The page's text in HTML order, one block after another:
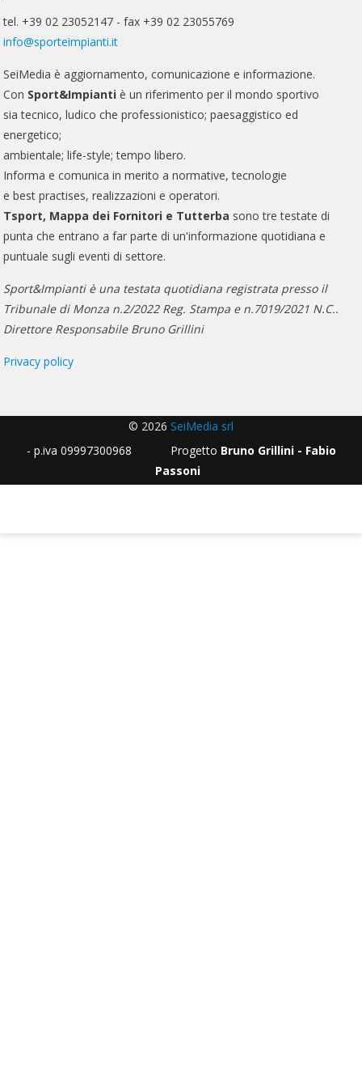
tel. +39 02 23052147 - fax +39 02 23055769
info@sporteimpianti.it
SeiMedia è aggiornamento, comunicazione e informazione.
Con Sport&Impianti è un riferimento per il mondo sportivo
sia tecnico, ludico che professionistico; paesaggistico ed
energetico;
ambientale; life-style; tempo libero.
Informa e comunica in merito a normative, tecnologie
e best practises, realizzazioni e operatori.
Tsport, Mappa dei Fornitori e Tutterba sono tre testate di
punta che entrano a far parte di un'informazione quotidiana e
puntuale sugli eventi di settore.
Sport&Impianti è una testata quotidiana registrata presso il
Tribunale di Monza n.2/2022 Reg. Stampa e n.7019/2021 N.C..
Direttore Responsabile Bruno Grillini
Privacy policy
© 2026 SeiMedia srl
- p.iva 09997300968 Progetto Bruno Grillini - Fabio
Passoni